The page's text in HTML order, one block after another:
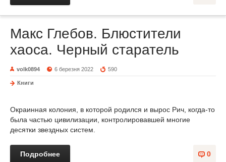
Макс Глебов. Блюстители
хаоса. Черный старатель
volk0894 6 березня 2022 590
Книги
Окраинная колония, в которой родился и вырос Рич, когда-то
была частью цивилизации, контролировавшей многие
десятки звездных систем.
0
Подробнее